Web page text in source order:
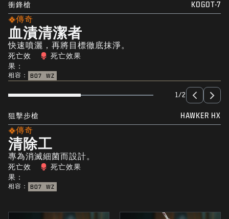
衝鋒槍 KOGOT-7
傳奇
血漬清潔者
快速噴灑，再將目標徹底抹淨。
死亡效
果：
死亡效果
相容： BO7 WZ
1/2
狙擊步槍 HAWKER HX
傳奇
清除工
專為消滅細菌而設計。
死亡效
果：
死亡效果
相容： BO7 WZ